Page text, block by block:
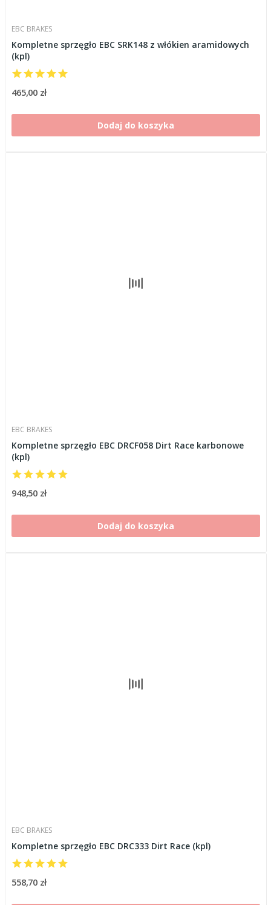
EBC BRAKES
Kompletne sprzęgło EBC SRK148 z włókien aramidowych
(kpl)
465,00 zł
Dodaj do koszyka
EBC BRAKES
Kompletne sprzęgło EBC DRCF058 Dirt Race karbonowe
(kpl)
948,50 zł
Dodaj do koszyka
EBC BRAKES
Kompletne sprzęgło EBC DRC333 Dirt Race (kpl)
558,70 zł